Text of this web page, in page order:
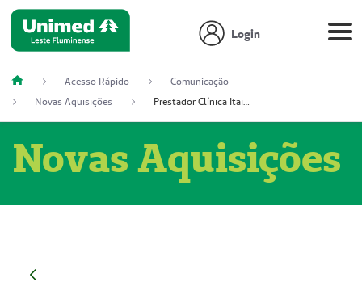
Login
Acesso Rápido
Comunicação
Novas Aquisições
Prestador Clínica Itaipú Ltda (51004348-2)
Novas Aquisições